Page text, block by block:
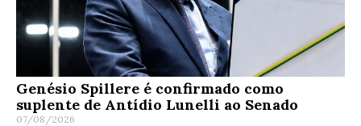
Genésio Spillere é confirmado como
suplente de Antídio Lunelli ao Senado
07/08/2026